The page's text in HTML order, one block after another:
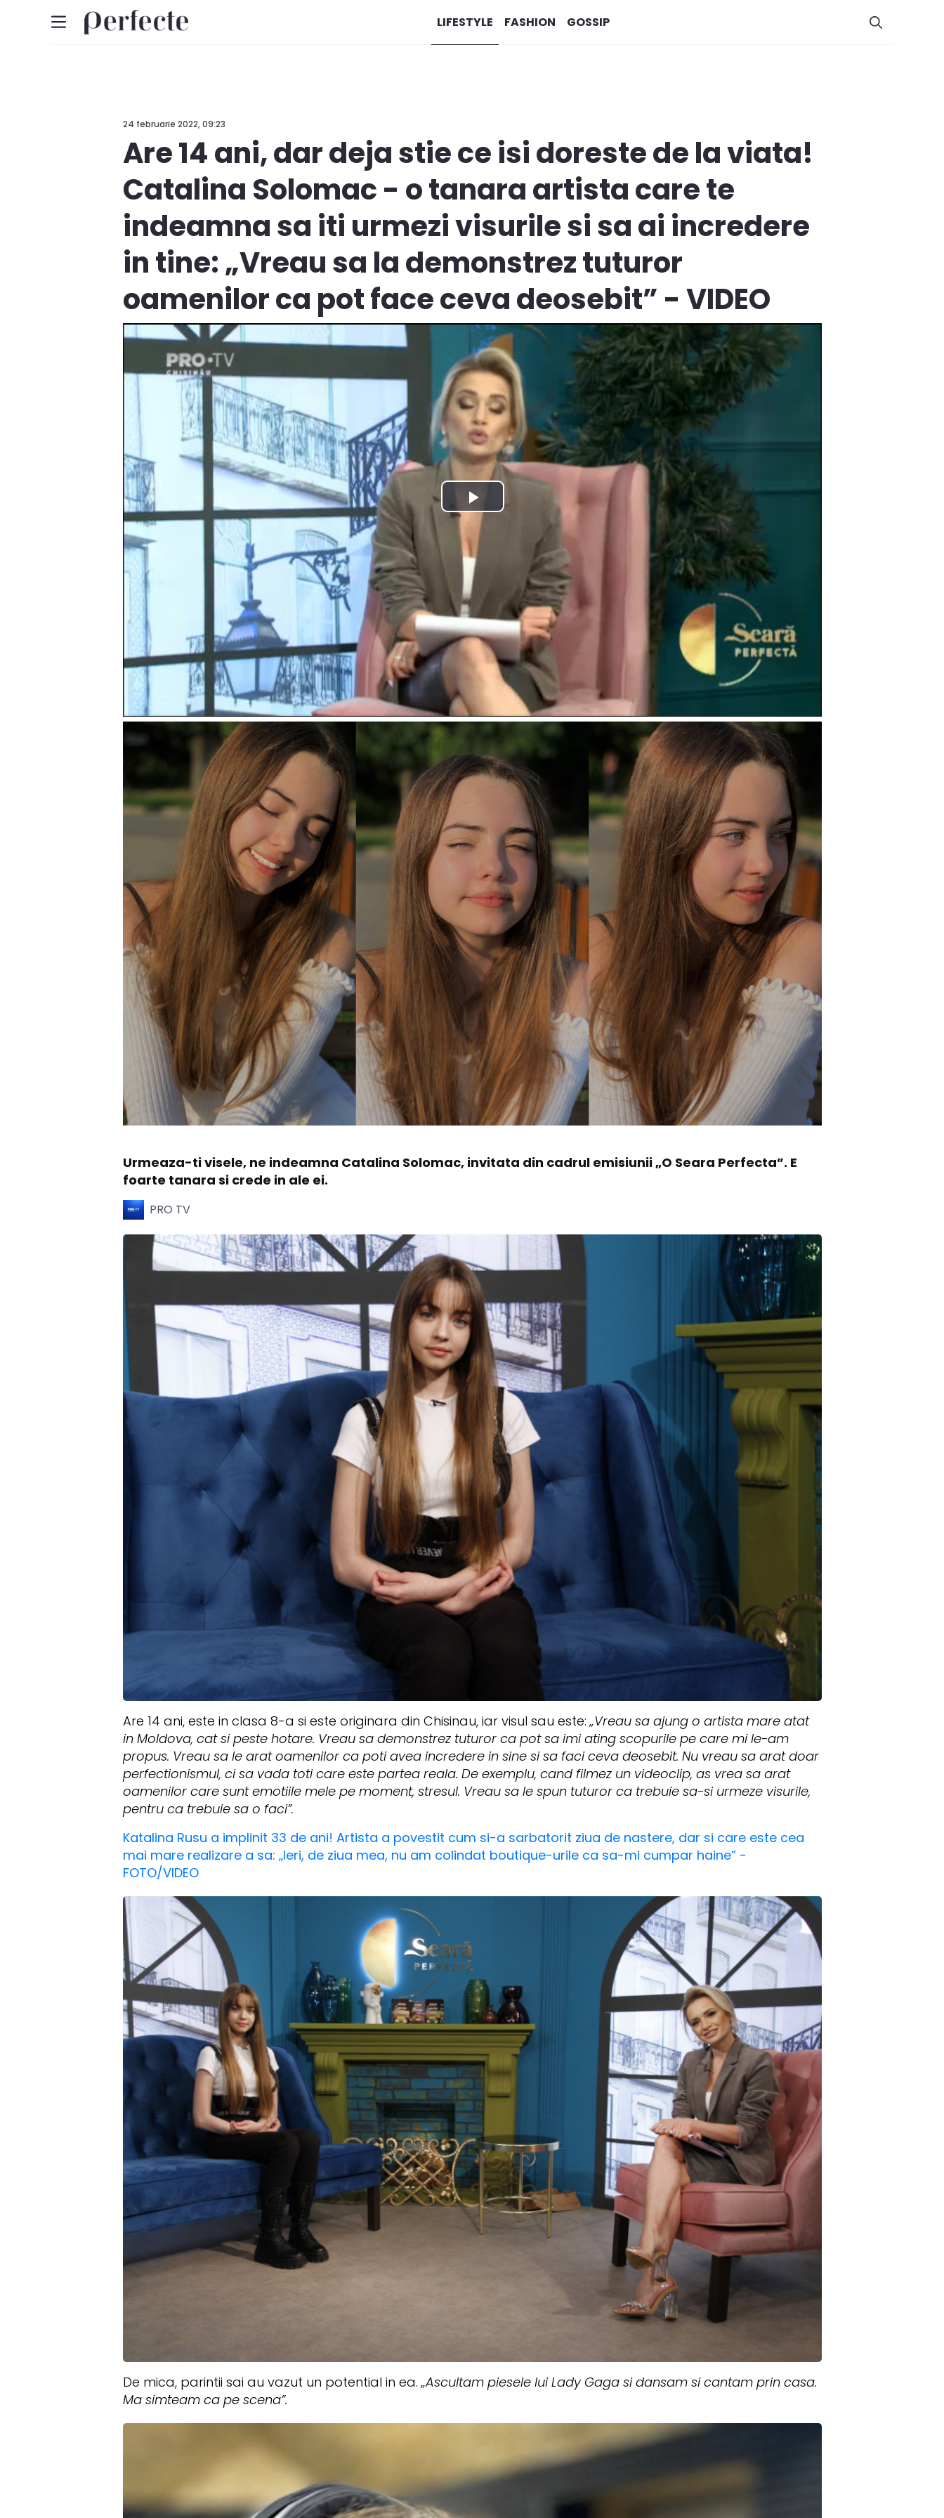
LIFESTYLE FASHION GOSSIP
24 februarie 2022, 09:23
Are 14 ani, dar deja stie ce isi doreste de la viata!
Catalina Solomac - o tanara artista care te
indeamna sa iti urmezi visurile si sa ai incredere
in tine: „Vreau sa la demonstrez tuturor
oamenilor ca pot face ceva deosebit” - VIDEO
Urmeaza-ti visele, ne indeamna Catalina Solomac, invitata din cadrul emisiunii „O Seara Perfecta”. E
foarte tanara si crede in ale ei.
PRO TV
Are 14 ani, este in clasa 8-a si este originara din Chisinau, iar visul sau este:„Vreau sa ajung o artista mare atat
in Moldova, cat si peste hotare. Vreau sa demonstrez tuturor ca pot sa imi ating scopurile pe care mi le-am
propus. Vreau sa le arat oamenilor ca poti avea incredere in sine si sa faci ceva deosebit. Nu vreau sa arat doar
perfectionismul, ci sa vada toti care este partea reala. De exemplu, cand filmez un videoclip, as vrea sa arat
oamenilor care sunt emotiile mele pe moment, stresul. Vreau sa le spun tuturor ca trebuie sa-si urmeze visurile,
pentru ca trebuie sa o faci”.
Katalina Rusu a implinit 33 de ani! Artista a povestit cum si-a sarbatorit ziua de nastere, dar si care este cea
mai mare realizare a sa: „Ieri, de ziua mea, nu am colindat boutique-urile ca sa-mi cumpar haine” -
FOTO/VIDEO
De mica, parintii sai au vazut un potential in ea.„Ascultam piesele lui Lady Gaga si dansam si cantam prin casa.
Ma simteam ca pe scena”.